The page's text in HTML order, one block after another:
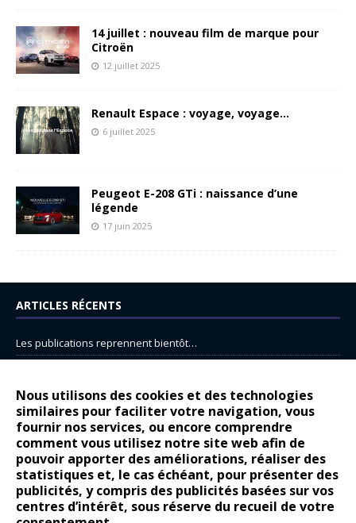
Nous utilisons des cookies et des technologies
similaires pour faciliter votre navigation, vous
fournir nos services, ou encore comprendre
comment vous utilisez notre site web afin de
pouvoir apporter des améliorations, réaliser des
statistiques et, le cas échéant, pour présenter des
publicités, y compris des publicités basées sur vos
centres d’intérêt, sous réserve du recueil de votre
14 juillet : nouveau film de marque pour
Citroën
12 juillet 2025
Renault Espace : voyage, voyage…
6 juillet 2025
Peugeot E-208 GTi : naissance d’une
légende
17 juin 2025
ARTICLES RÉCENTS
Les publications reprennent bientôt…
14 juillet : nouveau film de marque pour Citroën
Renault Espace : voyage, voyage…
Peugeot E-208 GTi : naissance d’une légende
COMMENTAIRES RÉCENTS
Bernard DardartdansDacia Sandero : pour les gens vrais